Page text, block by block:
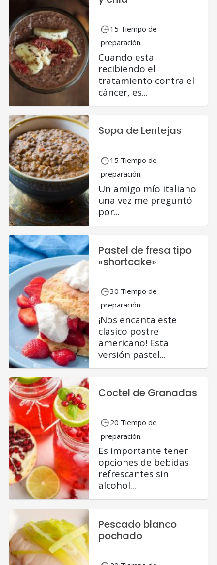
15 Tiempo de
preparación.
Cuando esta
recibiendo el
tratamiento contra el
cáncer, es...
Sopa de Lentejas
15 Tiempo de
preparación.
Un amigo mío italiano
una vez me preguntó
por...
Pastel de fresa tipo
«shortcake»
30 Tiempo de
preparación.
¡Nos encanta este
clásico postre
americano! Esta
versión pastel...
Coctel de Granadas
20 Tiempo de
preparación.
Es importante tener
opciones de bebidas
refrescantes sin
alcohol...
Pescado blanco
pochado